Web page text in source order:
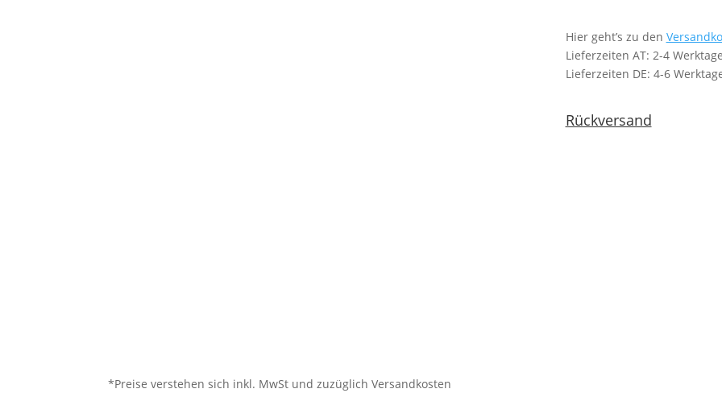
Hier geht’s zu den
Lieferzeiten AT: 2-4
Lieferzeiten DE: 4-6
Rückversand
*Preise verstehen sich inkl. MwSt und zuzüglich Versandkosten